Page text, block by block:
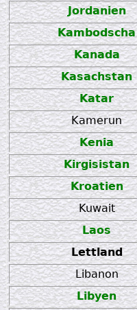
Jordanien
Kambodscha
Kanada
Kasachstan
Katar
Kamerun
Kenia
Kirgisistan
Kroatien
Kuwait
Laos
Lettland
Libanon
Libyen